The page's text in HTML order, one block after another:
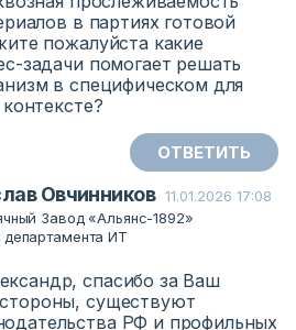
в партиях готовой
пожалуйста какие
задачи помогает решать
в специфическом для
ОТВЕТИТЬ
Овчинников 11.01.2026 17:08
Завод «Альянс-1892»
ИТ
спасибо за Ваш
существуют
РФ и профильных